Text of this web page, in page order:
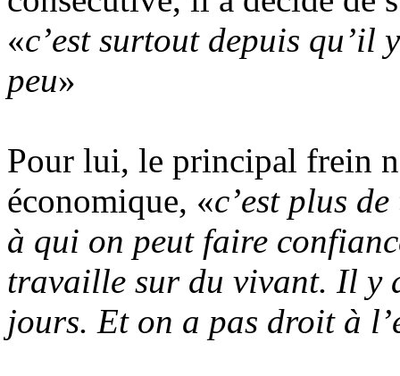
«c’est surtout depuis
peu»
Pour lui, le principal frein
économique, «c’est plus
à qui on peut faire
travaille sur du vivant. Il y
jours. Et on a pas droit à